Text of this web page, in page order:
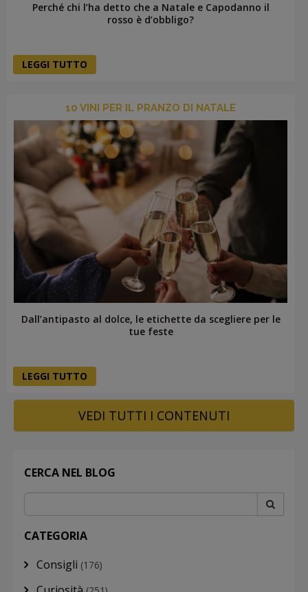
Perché chi l’ha detto che a Natale e Capodanno il
rosso è d’obbligo?
LEGGI TUTTO
10 VINI PER IL PRANZO DI NATALE
Dall’antipasto al dolce, le etichette da scegliere per le
tue feste
LEGGI TUTTO
VEDI TUTTI I CONTENUTI
CERCA NEL BLOG
CATEGORIA
Consigli (176)